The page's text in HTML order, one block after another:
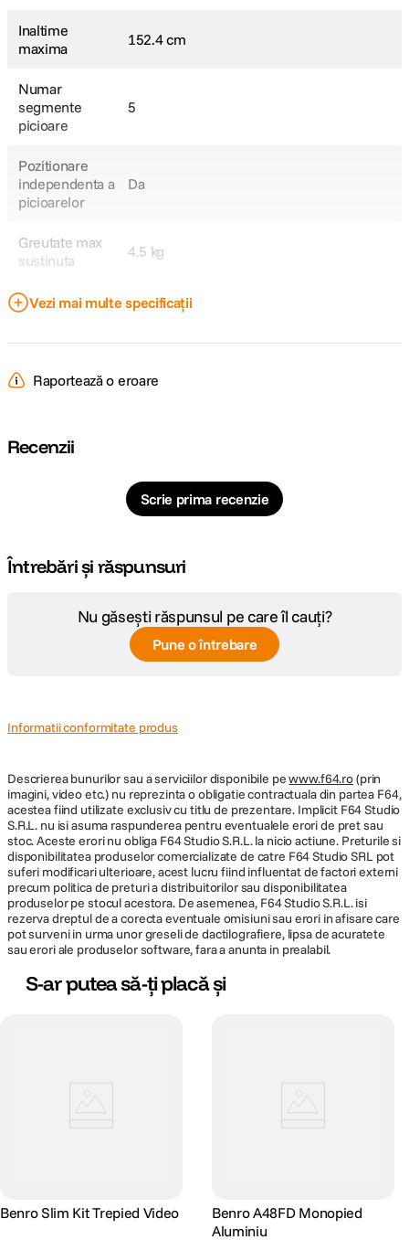
Inaltime
maxima
152.4 cm
Numar
segmente
picioare
5
Pozitionare
independenta a
picioarelor
Da
Greutate max
sustinuta
4.5 kg
Sistem blocare
Clema
centrala
contragreutati
Dimensiune
Bila
Cod producator TCBC15FS20PROC
Vezi mai multe specificații
Raportează o eroare
Recenzii
Scrie prima recenzie
Întrebări și răspunsuri
Nu găsești răspunsul pe care îl cauți?
Pune o întrebare
Informatii conformitate produs
Descrierea bunurilor sau a serviciilor disponibile pewww.f64.ro(prin
imagini, video etc.) nu reprezinta o obligatie contractuala din partea F64,
acestea fiind utilizate exclusiv cu titlu de prezentare. Implicit F64 Studio
S.R.L. nu isi asuma raspunderea pentru eventualele erori de pret sau
stoc. Aceste erori nu obliga F64 Studio S.R.L. la nicio actiune. Preturile si
disponibilitatea produselor comercializate de catre F64 Studio SRL pot
suferi modificari ulterioare, acest lucru fiind influentat de factori externi
precum politica de preturi a distribuitorilor sau disponibilitatea
produselor pe stocul acestora. De asemenea, F64 Studio S.R.L. isi
rezerva dreptul de a corecta eventuale omisiuni sau erori in afisare care
pot surveni in urma unor greseli de dactilografiere, lipsa de acuratete
sau erori ale produselor software, fara a anunta in prealabil.
S-ar putea să-ți placă și
Benro Slim Kit Trepied Video
Benro A48FD Monopied
Aluminiu